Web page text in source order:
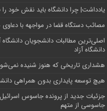
یادداشت| چرا دانشگاه باید نقش خود را
مصائب دستگاه قضا در مواجهه با
اصلی‌ترین مطالبات دانشجویان
دانشگاه آز‌اد
هشداری تاریخی که هنوز شنیده
هیچ توسعه پایداری بدون همراهی
جزئیات جدید از پرونده جاسوس
جاسوسی از متهم